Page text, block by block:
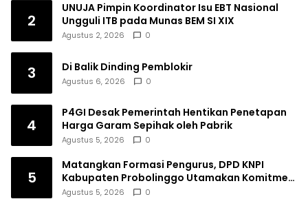
2
UNUJA Pimpin Koordinator Isu EBT Nasional
Ungguli ITB pada Munas BEM SI XIX
Agustus 2, 2026 0
3 Di Balik Dinding Pemblokir
Agustus 6, 2026 0
4
P4GI Desak Pemerintah Hentikan Penetapan
Harga Garam Sepihak oleh Pabrik
Agustus 5, 2026 0
5
Matangkan Formasi Pengurus, DPD KNPI
Kabupaten Probolinggo Utamakan Komitmen
dan Kinerja
Agustus 5, 2026 0